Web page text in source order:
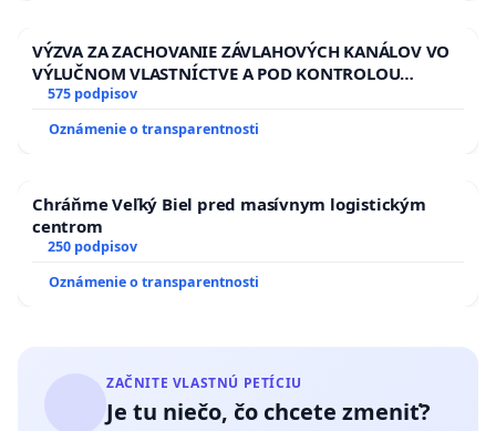
VÝZVA ZA ZACHOVANIE ZÁVLAHOVÝCH KANÁLOV VO
VÝLUČNOM VLASTNÍCTVE A POD KONTROLOU
SLOVENSKEJ REPUBLIKY & žiadosť na riešenie
zanedbaného stavu závlahových a odvodňovacích
kanálov na Slovensku
575 podpisov
Oznámenie o transparentnosti
Chráňme Veľký Biel pred masívnym logistickým
centrom
250 podpisov
Oznámenie o transparentnosti
ZAČNITE VLASTNÚ PETÍCIU
Je tu niečo, čo chcete zmeniť?